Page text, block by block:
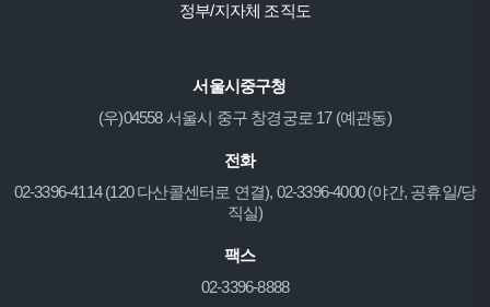
정부/지자체 조직도
서울시중구청
(우)04558 서울시 중구 창경궁로 17 (예관동)
전화
02-3396-4114 (120 다산콜센터로 연결), 02-3396-4000 (야간, 공휴일/당
직실)
팩스
02-3396-8888